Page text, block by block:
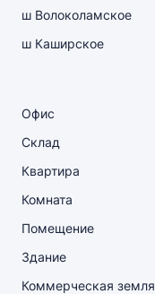
ш Волоколамское
ш Каширское
Офис
Склад
Квартира
Комната
Помещение
Здание
Коммерческая земля